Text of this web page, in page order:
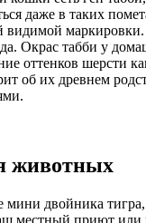
даже в таких
видимой маркировки.
Окрас табби у
оттенков шерсти
об их древнем
животных
мини двойника
местный приют или